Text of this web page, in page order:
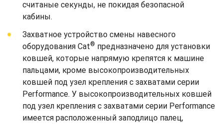
считаные секунды, не покидая безопасной
кабины.
Захватное устройство смены навесного
оборудования Cat® предназначено для установки
ковшей, которые напрямую крепятся к машине
пальцами, кроме высокопроизводительных
ковшей под узел крепления с захватами серии
Performance. У высокопроизводительных ковшей
под узел крепления с захватами серии Performance
имеется расположенный заподлицо палец,